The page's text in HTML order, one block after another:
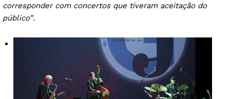
corresponder com concertos que tiveram aceitação do
público”.